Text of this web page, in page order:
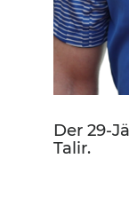
Der 29-
Talir.